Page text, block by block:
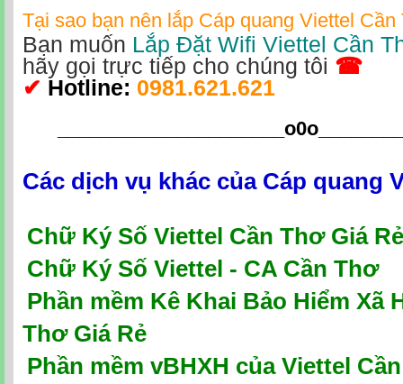
Tại sao bạn nên lắp Cáp quang Viettel Cần
Bạn muốn Lắp Đặt Wifi Viettel Cần
hãy gọi trực tiếp cho chúng tôi ☎
✔ Hotline: 0981.621.621
_____________________o0o
Các dịch vụ khác của Cáp quang
Chữ Ký Số Viettel Cần Thơ Giá Rẻ
Chữ Ký Số Viettel - CA Cần Thơ
Phần mềm Kê Khai Bảo Hiểm Xã
Thơ Giá Rẻ
Phần mềm vBHXH của Viettel